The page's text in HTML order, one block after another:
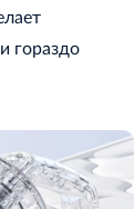
гораздо